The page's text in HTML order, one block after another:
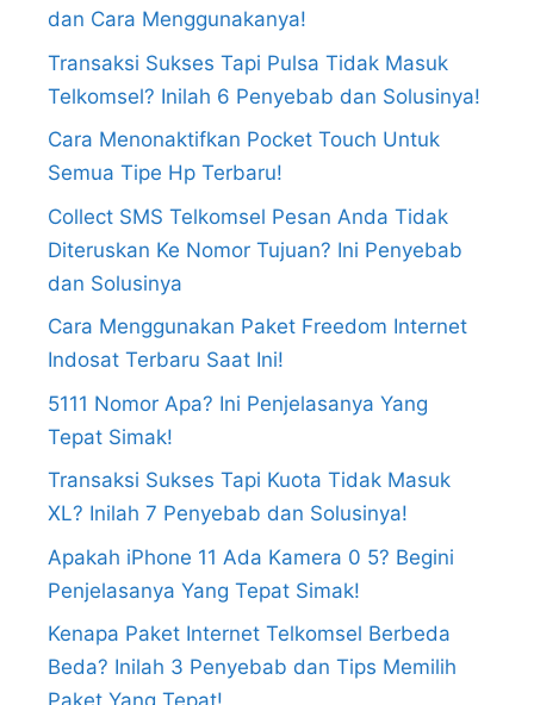
dan Cara Menggunakanya!
Transaksi Sukses Tapi Pulsa Tidak Masuk
Telkomsel? Inilah 6 Penyebab dan Solusinya!
Cara Menonaktifkan Pocket Touch Untuk
Semua Tipe Hp Terbaru!
Collect SMS Telkomsel Pesan Anda Tidak
Diteruskan Ke Nomor Tujuan? Ini Penyebab
dan Solusinya
Cara Menggunakan Paket Freedom Internet
Indosat Terbaru Saat Ini!
5111 Nomor Apa? Ini Penjelasanya Yang
Tepat Simak!
Transaksi Sukses Tapi Kuota Tidak Masuk
XL? Inilah 7 Penyebab dan Solusinya!
Apakah iPhone 11 Ada Kamera 0 5? Begini
Penjelasanya Yang Tepat Simak!
Kenapa Paket Internet Telkomsel Berbeda
Beda? Inilah 3 Penyebab dan Tips Memilih